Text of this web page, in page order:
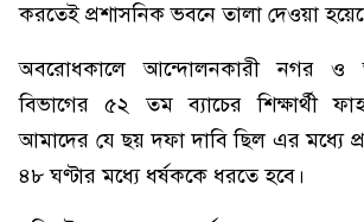
করতেই প্রশাসনিক ভবনে তালা দেওয়া
অবরোধকালে আন্দোলনকারী নগর ও
বিভাগের ৫২ তম ব্যাচের শিক্ষার্থী
আমাদের যে ছয় দফা দাবি ছিল এর মধ্যে
৪৮ ঘণ্টার মধ্যে ধর্ষককে ধরতে হবে।